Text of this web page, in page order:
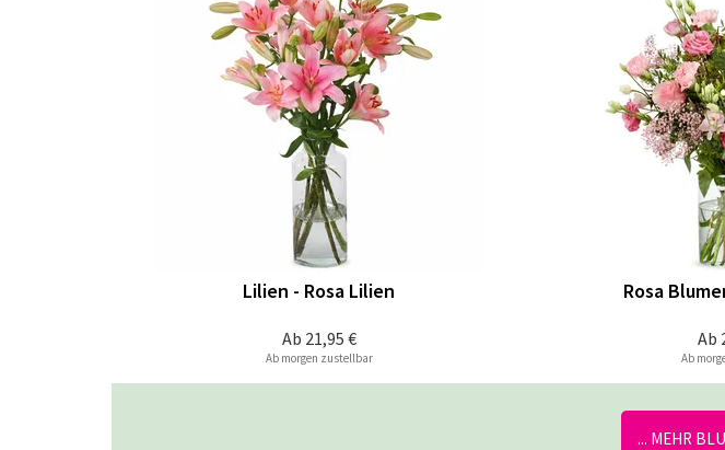
Ab 21,95 €
Lilien - Rosa Lilien
Ab morgen zustellbar
Ab
Rosa
Ab
... MEHR